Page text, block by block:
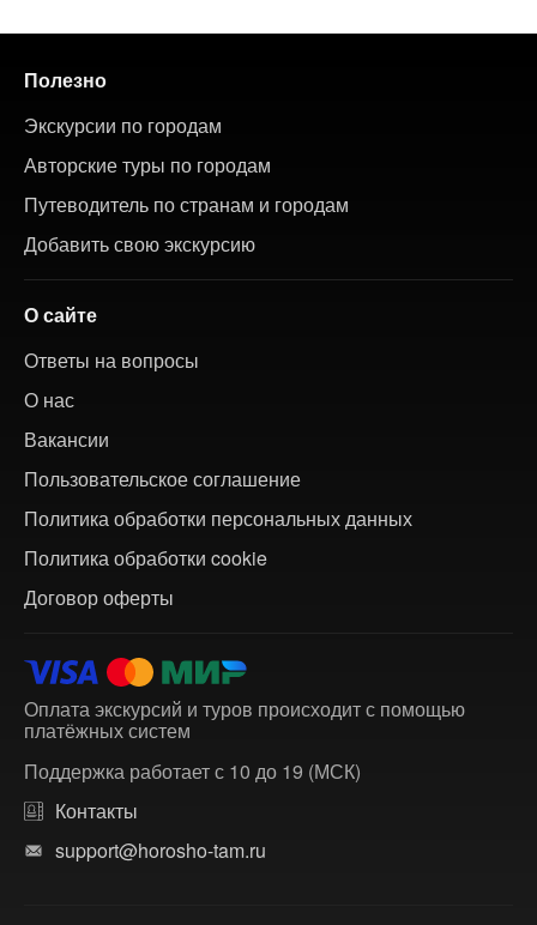
Полезно
Экскурсии по городам
Авторские туры по городам
Путеводитель по странам и городам
Добавить свою экскурсию
О сайте
Ответы на вопросы
О нас
Вакансии
Пользовательское соглашение
Политика обработки персональных данных
Политика обработки cookie
Договор оферты
Оплата экскурсий и туров происходит с помощью
платёжных систем
Поддержка работает с 10 до 19 (МСК)
Контакты
support@horosho-tam.ru